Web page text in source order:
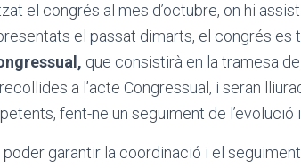
el congrés al mes d’octubre, on hi
el passat dimarts, el congrés es
, que consistirà en la tramesa
a l’acte Congressual, i seran
fent-ne un seguiment de
poder garantir la coordinació i el